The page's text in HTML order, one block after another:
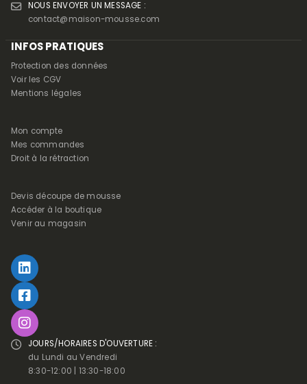
NOUS ENVOYER UN MESSAGE :
contact@maison-mousse.com
INFOS PRATIQUES
Protection des données
Voir les CGV
Mentions légales
Mon compte
Mes commandes
Droit à la rétraction
Devis découpe de mousse
Accéder à la boutique
Venir au magasin
JOURS/HORAIRES D'OUVERTURE :
du Lundi au Vendredi
8:30-12:00 | 13:30-18:00